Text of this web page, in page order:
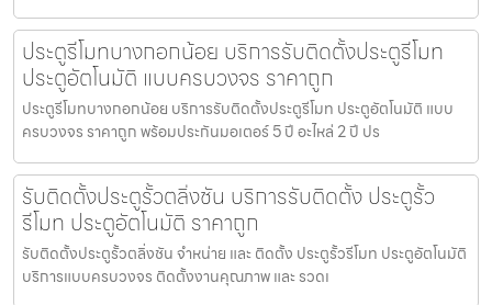
ประตูรีโมทบางกอกน้อย บริการรับติดตั้งประตูรีโมท
ประตูอัตโนมัติ แบบครบวงจร ราคาถูก
ประตูรีโมทบางกอกน้อย บริการรับติดตั้งประตูรีโมท ประตูอัตโนมัติ แบบ
ครบวงจร ราคาถูก พร้อมประกันมอเตอร์ 5 ปี อะไหล่ 2 ปี ปร
รับติดตั้งประตูรั้วตลิ่งชัน บริการรับติดตั้ง ประตูรั้ว
รีโมท ประตูอัตโนมัติ ราคาถูก
รับติดตั้งประตูรั้วตลิ่งชัน จำหน่าย และ ติดตั้ง ประตูรั้วรีโมท ประตูอัตโนมัติ
บริการแบบครบวงจร ติดตั้งงานคุณภาพ และ รวดเ